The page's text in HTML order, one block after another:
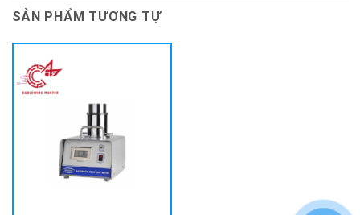
SẢN PHẨM TƯƠNG TỰ